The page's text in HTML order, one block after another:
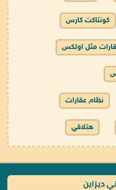
كونتاكت كارس
مثل اولكس
نظام عقارات
هتلاقي
ديزاين